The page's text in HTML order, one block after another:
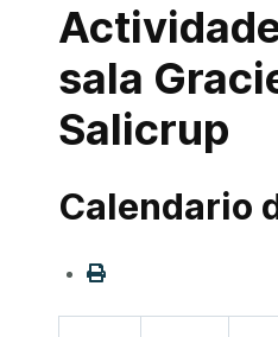
sala
Salicrup
Calendario